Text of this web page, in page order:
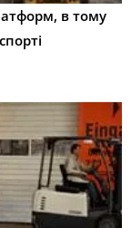
в тому